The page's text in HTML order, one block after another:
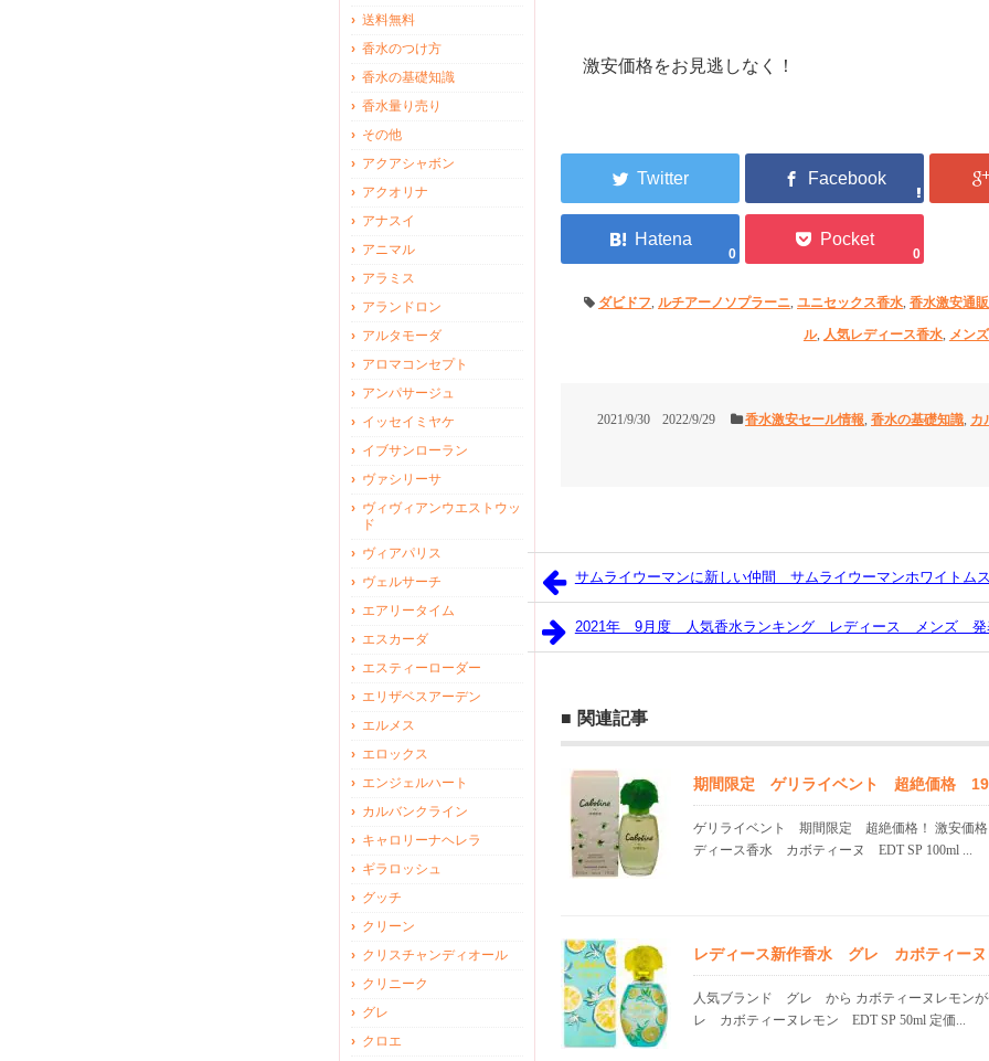
激安価格をお見逃しなく！
0 0
ダビドフ, ルチアーノソプラーニ, ユニセックス香水, 香水激安通販
ル, 人気レディース香水, メン
2021/9/30 2022/9/29 香水激安セール情報, 香水の基礎知識, カ
サムライウーマンに新しい仲間 サムライウーマンホワイトム
2021年 9月度 人気香水ランキング レディース メンズ 発
関連記事
期間限定 ゲリライベント 超絶価格
ゲリライベント 期間限定 超絶価格！ 激安価
ディース香水 カボティーヌ EDT SP 100ml ...
レディース新作香水 グレ カボティー
人気ブランド グレ から カボティーヌレモン
レ カボティーヌレモン EDT SP 50ml 定価...
送料無料
香水のつけ方
香水の基礎知識
香水量り売り
その他
アクアシャボン
アクオリナ
アナスイ
アニマル
アラミス
アランドロン
アルタモーダ
アロマコンセプト
アンパサージュ
イッセイミヤケ
イブサンローラン
ヴァシリーサ
ヴィヴィアンウエストウッ
ド
ヴィアパリス
ヴェルサーチ
エアリータイム
エスカーダ
エスティーローダー
エリザベスアーデン
エルメス
エロックス
エンジェルハート
カルバンクライン
キャロリーナヘレラ
ギラロッシュ
グッチ
クリーン
クリスチャンディオール
クリニーク
グレ
クロエ